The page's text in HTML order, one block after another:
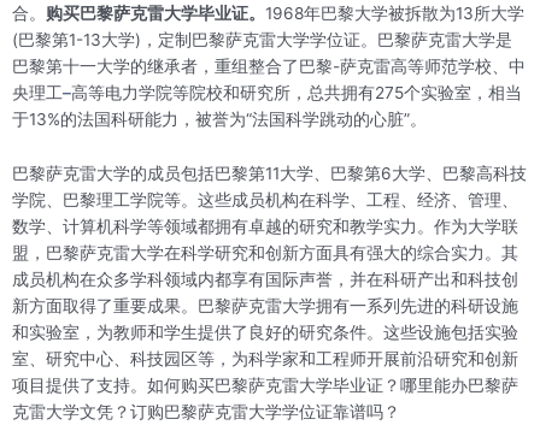
合。 购买巴黎萨克雷大学毕业证。 1968年巴黎大学被拆散为13所大学
(巴黎第1-13大学)，定制巴黎萨克雷大学学位证。巴黎萨克雷大学是
巴黎第十一大学的继承者，重组整合了巴黎-萨克雷高等师范学校、中
央理工–高等电力学院等院校和研究所，总共拥有275个实验室，相当
于13%的法国科研能力，被誉为“法国科学跳动的心脏”。
巴黎萨克雷大学的成员包括巴黎第11大学、巴黎第6大学、巴黎高科技
学院、巴黎理工学院等。这些成员机构在科学、工程、经济、管理、
数学、计算机科学等领域都拥有卓越的研究和教学实力。作为大学联
盟，巴黎萨克雷大学在科学研究和创新方面具有强大的综合实力。其
成员机构在众多学科领域内都享有国际声誉，并在科研产出和科技创
新方面取得了重要成果。巴黎萨克雷大学拥有一系列先进的科研设施
和实验室，为教师和学生提供了良好的研究条件。这些设施包括实验
室、研究中心、科技园区等，为科学家和工程师开展前沿研究和创新
项目提供了支持。如何购买巴黎萨克雷大学毕业证？哪里能办巴黎萨
克雷大学文凭？订购巴黎萨克雷大学学位证靠谱吗？